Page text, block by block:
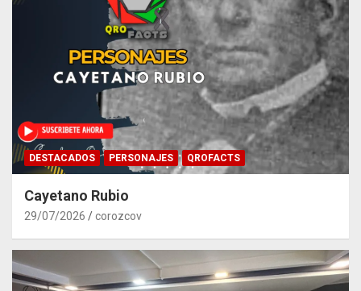
DESTACADOS PERSONAJES QROFACTS
Cayetano Rubio
29/07/2026 corozcov